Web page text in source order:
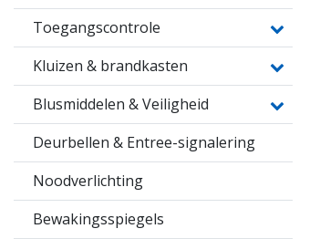
Toegangscontrole
Kluizen & brandkasten
Blusmiddelen & Veiligheid
Deurbellen & Entree-signalering
Noodverlichting
Bewakingsspiegels